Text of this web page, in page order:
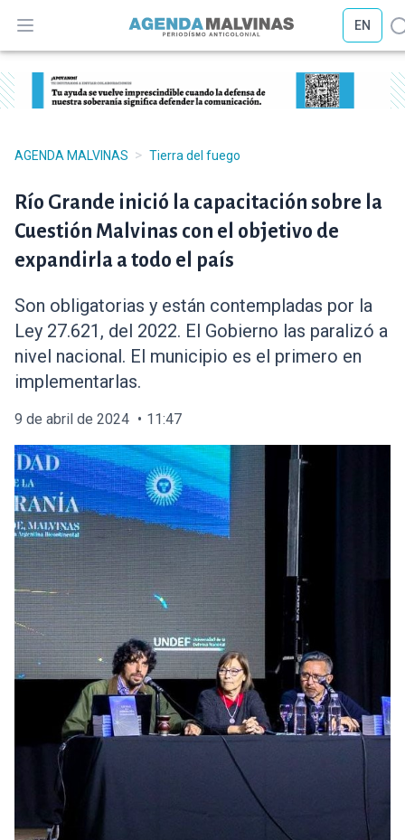
Abrir menú
EN
AGENDA MALVINAS > Tierra del fuego
Río Grande inició la capacitación sobre la
Cuestión Malvinas con el objetivo de
expandirla a todo el país
Son obligatorias y están contempladas por la
Ley 27.621, del 2022. El Gobierno las paralizó a
nivel nacional. El municipio es el primero en
implementarlas.
9 de abril de 2024 11:47